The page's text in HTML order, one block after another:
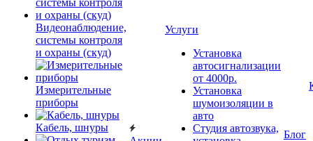
Видеонаблюдение,
системы контроля
и охраны (скуд)
Измерительные
приборы
Кабель, шнуры
Услуги
Установка
автосигнализации
от 4000р.
Установка
шумоизоляции в
авто
Студия автозвука,
Блог